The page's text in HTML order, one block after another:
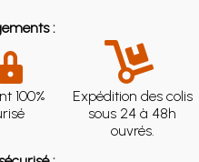
:
100%
Expédition des colis
sous 24 à 48h
ouvrés.